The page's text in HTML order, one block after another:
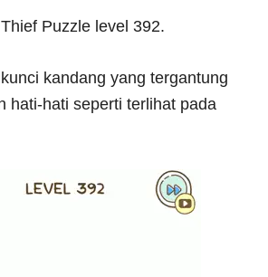
Puzzle level 392.
kandang yang tergantung
hati-hati seperti terlihat pada